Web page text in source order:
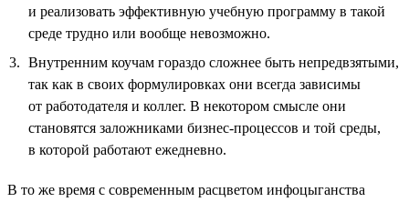
и реализовать эффективную учебную программу в такой
среде трудно или вообще невозможно.
Внутренним коучам гораздо сложнее быть непредвзятыми,
так как в своих формулировках они всегда зависимы
от работодателя и коллег. В некотором смысле они
становятся заложниками бизнес-процессов и той среды,
в которой работают ежедневно.
В то же время с современным расцветом инфоцыганства